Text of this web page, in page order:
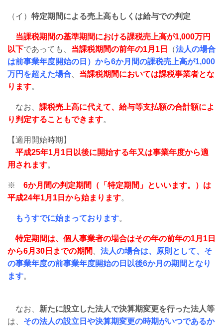
（イ） 特定期間による売上高もしくは給与での判定
当課税期間の基準期間における課税売上高が1,000万円
以下であっても、 当課税期間の前年の1月1日 （法人の場合
は前事業年度開始の日）から6か月間の課税売上高が1,000
万円を超えた場合
当課税期間においては課税事業者とな
ります。
なお、 課税売上高に代えて、給与等支払額の合計額によ
り判定することもできます。
【適用開始時期】
平成25年1月1日以後に開始する年又は事業年度から適
用されます。
※ 6か月間の判定期間（「特定期間」といいます。）は
平成24年1月1日から始まります。
もうすでに始まっております。
特定期間は、個人事業者の場合はその年の前年の1月1日
から6月30日までの期間
法人の場合は、原則として、そ
の事業年度の前事業年度開始の日以後6か月の期間となり
ます。
なお、 新たに設立した法人で決算期変更を行った法人等
は、 その法人の設立日や決算期変更の時期がいつであるか